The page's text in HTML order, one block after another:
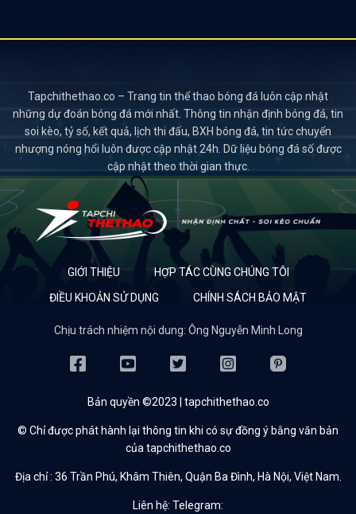
Tapchithethao.co – Trang tin thể thao bóng đá luôn cập nhật
những dự đoán bóng đá mới nhất. Thông tin nhận định bóng đá, tin
soi kèo, tỷ số, kết quả, lịch thi đấu, BXH bóng đá, tin tức chuyển
nhượng nóng hổi luôn được cập nhật 24h. Dữ liệu bóng đá số được
cập nhật theo thời gian thực.
GIỚI THIỆU
HỢP TÁC CÙNG CHÚNG TÔI
ĐIỀU KHOẢN SỬ DỤNG
CHÍNH SÁCH BẢO MẬT
Chịu trách nhiệm nội dung: Ông Nguyễn Minh Long
Bản quyền ©2023 | tapchithethao.co
© Chỉ được phát hành lại thông tin khi có sự đồng ý bằng văn bản
của tapchithethao.co
Địa chỉ : 36 Trần Phú, Khâm Thiên, Quận Ba Đình, Hà Nội, Việt Nam.
Liên hệ: Telegram: